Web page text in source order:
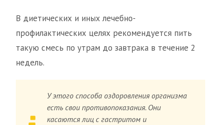
В диетических и иных лечебно-
профилактических целях рекомендуется пить
такую смесь по утрам до завтрака в течение 2
недель.
У этого способа оздоровления организма
есть свои противопоказания. Они
касаются лиц с гастритом и